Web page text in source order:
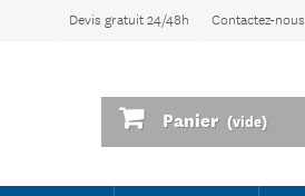
Contactez-nous
Devis gratuit 24/48h
Panier (vide)